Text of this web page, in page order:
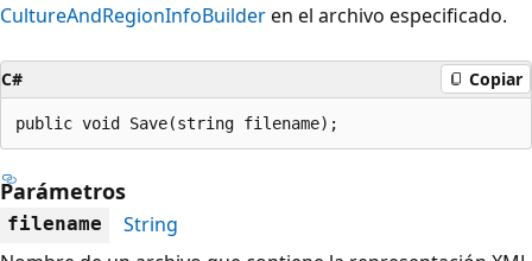
CultureAndRegionInfoBuilderen el archivo especificado.
C# Copiar
public void Save(string filename);
Parámetros
filename
String